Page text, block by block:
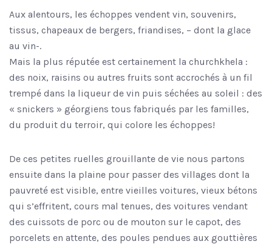
Aux alentours, les échoppes vendent vin, souvenirs,
tissus, chapeaux de bergers, friandises, – dont la glace
au vin-.
Mais la plus réputée est certainement la churchkhela :
des noix, raisins ou autres fruits sont accrochés à un fil
trempé dans la liqueur de vin puis séchées au soleil : des
« snickers » géorgiens tous fabriqués par les familles,
du produit du terroir, qui colore les échoppes!
De ces petites ruelles grouillante de vie nous partons
ensuite dans la plaine pour passer des villages dont la
pauvreté est visible, entre vieilles voitures, vieux bétons
qui s’effritent, cours mal tenues, des voitures vendant
des cuissots de porc ou de mouton sur le capot, des
porcelets en attente, des poules pendues aux gouttières